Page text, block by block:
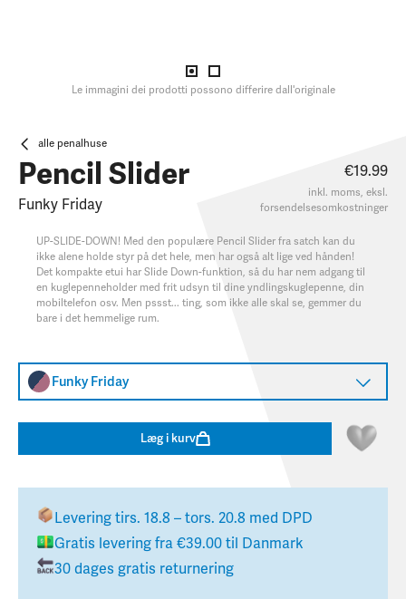
Le immagini dei prodotti possono differire dall'originale
alle penalhuse
Pencil Slider
Funky Friday
€19.99
inkl. moms, eksl.
forsendelsesomkostninger
UP-SLIDE-DOWN! Med den populære Pencil Slider fra satch kan du
ikke alene holde styr på det hele, men har også alt lige ved hånden!
Det kompakte etui har Slide Down-funktion, så du har nem adgang til
en kuglepenneholder med frit udsyn til dine yndlingskuglepenne, din
mobiltelefon osv. Men pssst... ting, som ikke alle skal se, gemmer du
bare i det hemmelige rum.
Funky Friday
Læg i kurv
Levering tirs. 18.8 – tors. 20.8 med DPD
Gratis levering fra €39.00 til Danmark
30 dages gratis returnering